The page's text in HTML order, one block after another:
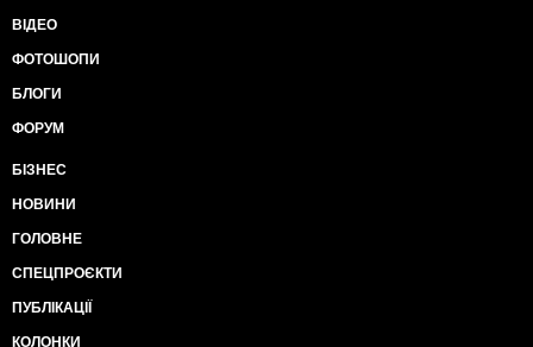
ВІДЕО
ФОТОШОПИ
БЛОГИ
ФОРУМ
БІЗНЕС
НОВИНИ
ГОЛОВНЕ
СПЕЦПРОЄКТИ
ПУБЛІКАЦІЇ
КОЛОНКИ